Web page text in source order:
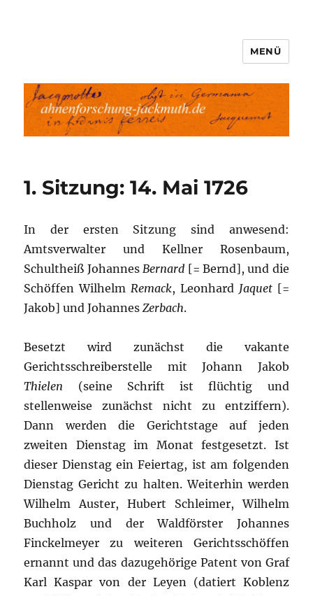
Ahnenforschung-Jackmuth.de
MENÜ
1. Sitzung: 14. Mai 1726
In der ersten Sitzung sind anwesend:
Amtsverwalter und Kellner Rosenbaum,
Schultheiß JohannesBernard [= Bernd], und die
Schöffen WilhelmRemack, Leonhard Jaquet [=
Jakob] und JohannesZerbach.
Besetzt wird zunächst die vakante
Gerichtsschreiberstelle mit Johann Jakob
Thielen (seine Schrift ist flüchtig und
stellenweise zunächst nicht zu entziffern).
Dann werden die Gerichtstage auf jeden
zweiten Dienstag im Monat festgesetzt. Ist
dieser Dienstag ein Feiertag, ist am folgenden
Dienstag Gericht zu halten. Weiterhin werden
Wilhelm Auster, Hubert Schleimer, Wilhelm
Buchholz und der Waldförster Johannes
Finckelmeyer zu weiteren Gerichtsschöffen
ernannt und das dazugehörige Patent von Graf
Karl Kaspar von der Leyen (datiert Koblenz